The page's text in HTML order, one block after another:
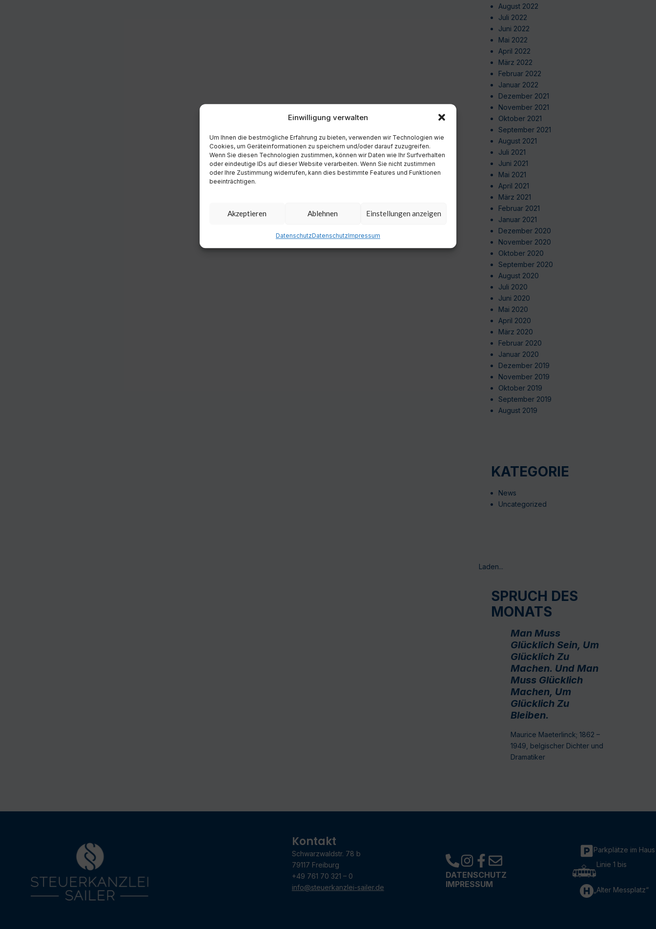
Einwilligung verwalten
Um Ihnen die bestmögliche Erfahrung zu bieten, verwenden wir Technologien wie
Cookies, um Geräteinformationen zu speichern und/oder darauf zuzugreifen.
Wenn Sie diesen Technologien zustimmen, können wir Daten wie Ihr Surfverhalten
oder eindeutige IDs auf dieser Website verarbeiten. Wenn Sie nicht zustimmen
oder Ihre Zustimmung widerrufen, kann dies bestimmte Features und Funktionen
beeinträchtigen.
Akzeptieren Ablehnen Einstellungen anzeigen
DatenschutzDatenschutzImpressum
August 2022
Juli 2022
Juni 2022
Mai 2022
April 2022
März 2022
Februar 2022
Januar 2022
Dezember 2021
November 2021
Oktober 2021
September 2021
August 2021
Juli 2021
Juni 2021
Mai 2021
April 2021
März 2021
Februar 2021
Januar 2021
Dezember 2020
November 2020
Oktober 2020
September 2020
August 2020
Juli 2020
Juni 2020
Mai 2020
April 2020
März 2020
Februar 2020
Januar 2020
Dezember 2019
November 2019
Oktober 2019
September 2019
August 2019
KATEGORIE
News
Uncategorized
Laden...
SPRUCH DES
MONATS
Man Muss
Glücklich Sein, Um
Glücklich Zu
Machen. Und Man
Muss Glücklich
Machen, Um
Glücklich Zu
Bleiben.
Maurice Maeterlinck; 1862 –
1949, belgischer Dichter und
Dramatiker
Kontakt
Schwarzwaldstr. 78 b
79117 Freiburg
+49 761 70 321 – 0
info@steuerkanzlei-sailer.de
DATENSCHUTZ
IMPRESSUM
Parkplätze im Haus
Linie 1 bis
„Alter Messplatz“